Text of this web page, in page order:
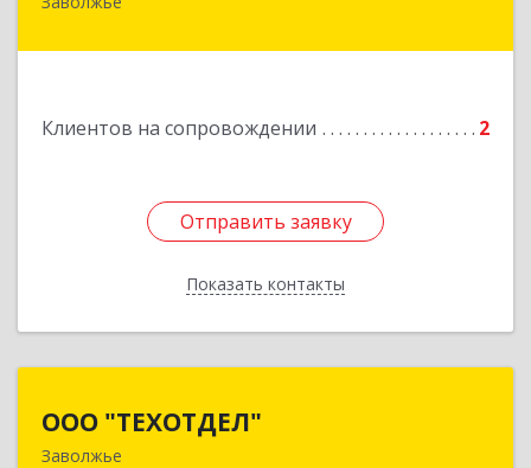
Клиентов на сопровождении 2
Отправить заявку
Показать контакты
Отправить заявку
Назад
ООО "ТЕХОТДЕЛ"
Заволжье